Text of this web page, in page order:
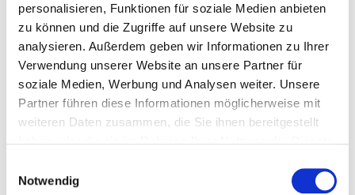
personalisieren, Funktionen für soziale Medien anbieten
zu können und die Zugriffe auf unsere Website zu
analysieren. Außerdem geben wir Informationen zu Ihrer
Verwendung unserer Website an unsere Partner für
soziale Medien, Werbung und Analysen weiter. Unsere
Partner führen diese Informationen möglicherweise mit
weiteren Daten zusammen, die Sie ihnen bereitgestellt
Notwendig
Planet Ozean
Ausstellungen & Führungen | Gasometer Oberhausen
Details